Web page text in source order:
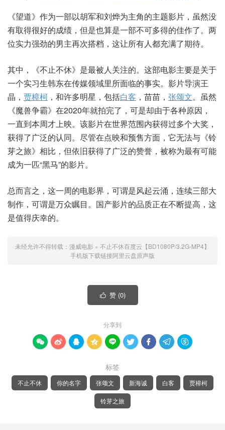
《望道》作为一部以胡军和刘烨为主角的主题影片，虽然没
有取得很好的成绩，但是也算是一部不可多得的佳作了。两
位实力强劲的男主再次搭档，这让所有人都充满了期待。
其中，《不止不休》是最被人关注的。这部电影主要是关于
一个实习生韩东在传媒领域里所面临的事实。影片导演王
晶， 贾樟柯 ，和许多明星，包括白客 ，苗苗， 张颂文。虽然
《魔兽争霸》在2020年就拍完了，可是却由于各种原因，
一直到本周才上映。该影片在世界范围内获得过多个大奖，
获得了广泛的认同。尽管在点映和预售方面，它无法与《铃
芽之旅》相比，但依旧获得了广泛的赞誉，被称为最有可能
成为一匹“黑马”的影片。
总而言之，这一周的电影界，可谓是风起云涌，连续三部大
制作，可谓是万众瞩目。国产影片的品质正在不断提高，这
是值得庆幸的。
未经允许不得转载： 漫威电影 » 不止不休百度云【BD1080P/3.2G-MP4】
手机版下载链接阿里云盘原声版
 赞 (0)
分享到
        
标签
不止不休 你的名字 张颂文 新海诚 白客 贾樟柯
铃芽之旅